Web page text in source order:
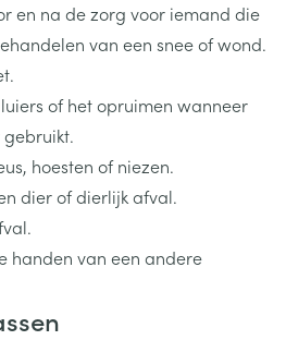
en na de zorg voor iemand die
van een snee of wond.
of het opruimen wanneer
hoesten of niezen.
dier of dierlijk afval.
handen van een andere